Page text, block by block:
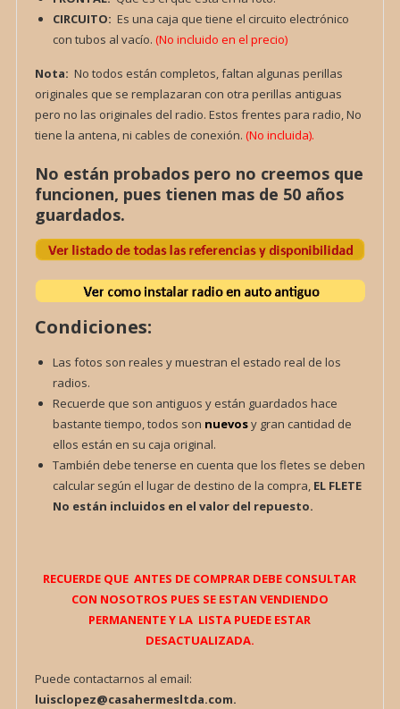
CIRCUITO: Es una caja que tiene el circuito electrónico
con tubos al vacío. (No incluido en el precio)
Nota: No todos están completos, faltan algunas perillas
originales que se remplazaran con otra perillas antiguas
pero no las originales del radio. Estos frentes para radio, No
tiene la antena, ni cables de conexión. (No incluida).
No están probados pero no creemos que
funcionen, pues tienen mas de 50 años
guardados.
Condiciones:
Las fotos son reales y muestran el estado real de los
radios.
Recuerde que son antiguos y están guardados hace
bastante tiempo, todos son nuevosy gran cantidad de
ellos están en su caja original.
También debe tenerse en cuenta que los fletes se deben
calcular según el lugar de destino de la compra, EL FLETE
No están incluidos en el valor del repuesto.
RECUERDE QUE ANTES DE COMPRAR DEBE CONSULTAR
CON NOSOTROS PUES SE ESTAN VENDIENDO
PERMANENTE Y LA LISTA PUEDE ESTAR
DESACTUALIZADA.
Puede contactarnos al email:
luisclopez@casahermesltda.com.